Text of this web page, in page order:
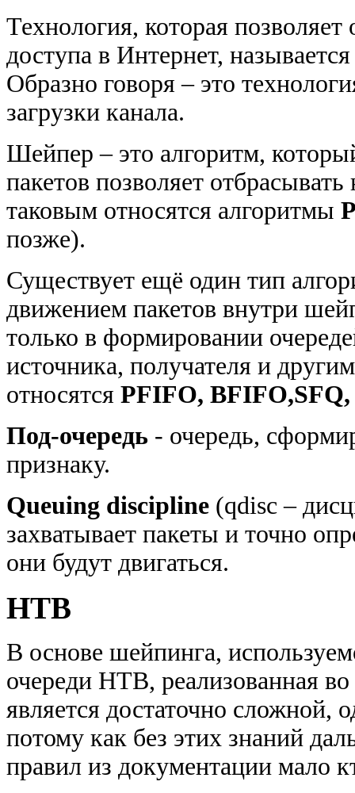
Технология, которая позволяет
доступа в Интернет,
Образно говоря – это
загрузки канала.
Шейпер – это алгоритм,
пакетов позволяет
таковым относятся алгоритмы
позже).
Существует ещё один тип
движением пакетов внутри
только в формировании
источника, получателя и
относятся PFIFO,
Под-очередь - очередь,
признаку.
Queuing discipline (qdisc –
захватывает пакеты и точно
они будут двигаться.
HTB
В основе шейпинга,
очереди HTB, реализованная
является достаточно сложной,
потому как без этих знаний
правил из документации мало